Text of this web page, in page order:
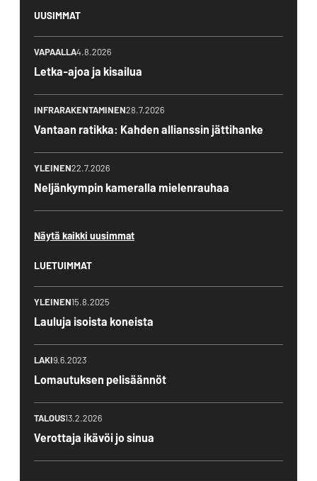
UUSIMMAT
VAPAALLA4.8.2026
Letka-ajoa ja kisailua
INFRARAKENTAMINEN28.7.2026
Vantaan ratikka: Kahden allianssin jättihanke
YLEINEN22.7.2026
Neljänkympin kameralla mielenrauhaa
Näytä kaikki uusimmat
LUETUIMMAT
YLEINEN15.8.2025
Lauluja isoista koneista
LAKI9.6.2023
Lomautuksen pelisäännöt
TALOUS13.2.2026
Verottaja ikävöi jo sinua